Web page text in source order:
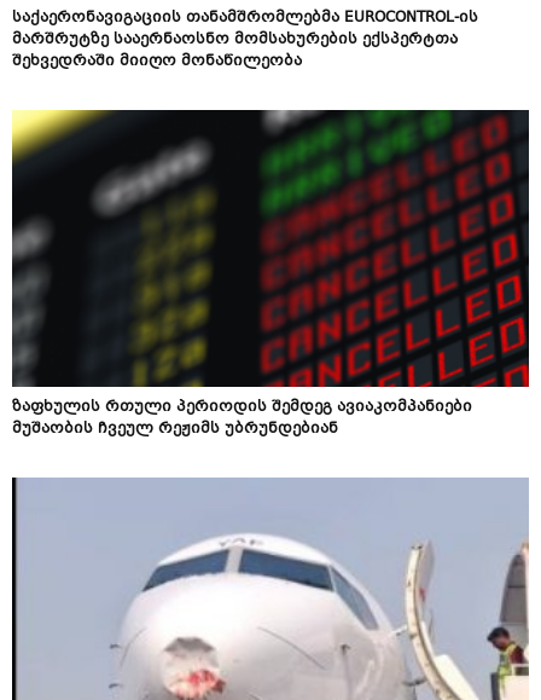
საქაერონავიგაციის თანამშრომლებმა EUROCONTROL-ის
მარშრუტზე სააერნაოსნო მომსახურების ექსპერტთა
შეხვედრაში მიიღო მონაწილეობა
ზაფხულის რთული პერიოდის შემდეგ ავიაკომპანიები
მუშაობის ჩვეულ რეჟიმს უბრუნდებიან